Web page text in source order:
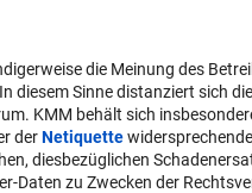
die Meinung des
diesem Sinne distanziert sich
KMM behält sich
derNetiquette
diesbezüglichen
Daten zu Zwecken der